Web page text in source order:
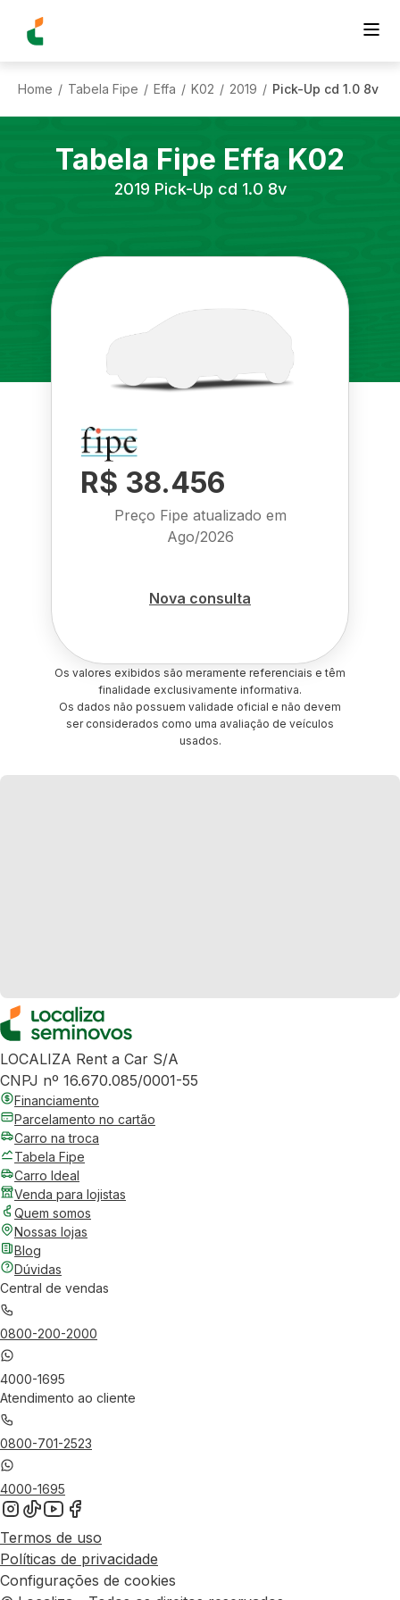
Home / Tabela Fipe / Effa / K02 / 2019 / Pick-Up cd 1.0 8v
Tabela Fipe Effa K02
2019 Pick-Up cd 1.0 8v
R$ 38.456
Preço Fipe atualizado em
Ago/2026
Nova consulta
Os valores exibidos são meramente referenciais e têm
finalidade exclusivamente informativa.
Os dados não possuem validade oficial e não devem
ser considerados como uma avaliação de veículos
usados.
LOCALIZA Rent a Car S/A
CNPJ nº 16.670.085/0001-55
Financiamento
Parcelamento no cartão
Carro na troca
Tabela Fipe
Carro Ideal
Venda para lojistas
Quem somos
Nossas lojas
Blog
Dúvidas
Central de vendas
0800-200-2000
4000-1695
Atendimento ao cliente
0800-701-2523
4000-1695
Termos de uso
Políticas de privacidade
Configurações de cookies